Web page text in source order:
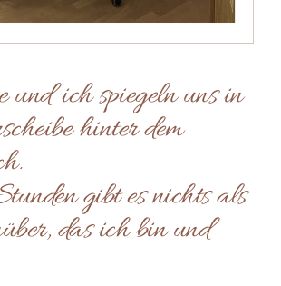
und ich spiegeln uns in
hinter dem
gibt es nichts als
das ich bin und